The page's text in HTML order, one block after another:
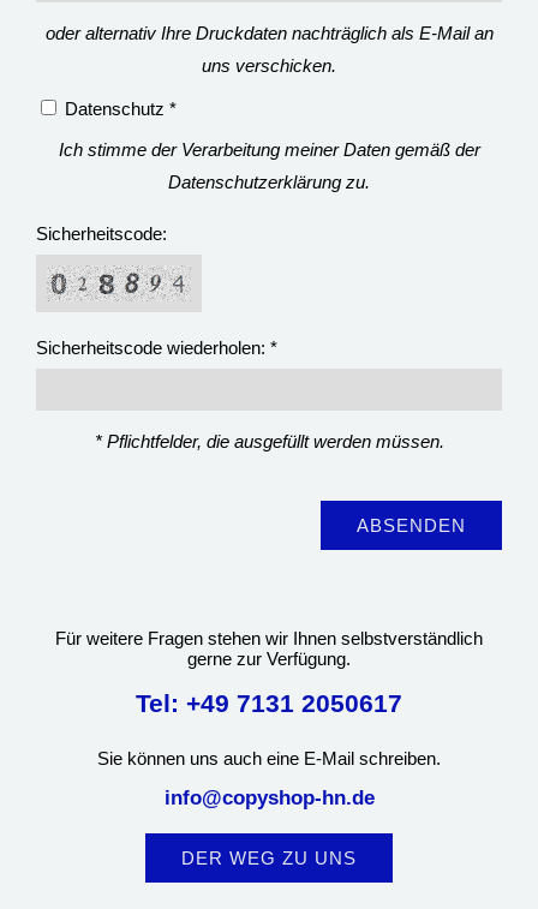
oder alternativ Ihre Druckdaten nachträglich als E-Mail an
uns verschicken.
Datenschutz *
Ich stimme der Verarbeitung meiner Daten gemäß der
Datenschutzerklärung zu.
Sicherheitscode:
Sicherheitscode wiederholen: *
* Pflichtfelder, die ausgefüllt werden müssen.
Für weitere Fragen stehen wir Ihnen selbstverständlich
gerne zur Verfügung.
Tel: +49 7131 2050617
Sie können uns auch eine E-Mail schreiben.
info@copyshop-hn.de
DER WEG ZU UNS